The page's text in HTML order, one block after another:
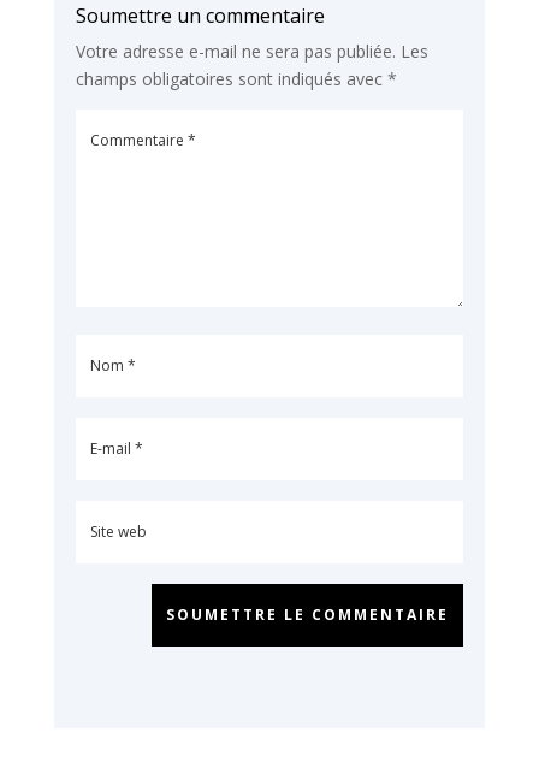
Soumettre un commentaire
Votre adresse e-mail ne sera pas publiée. Les
champs obligatoires sont indiqués avec *
SOUMETTRE LE COMMENTAIRE